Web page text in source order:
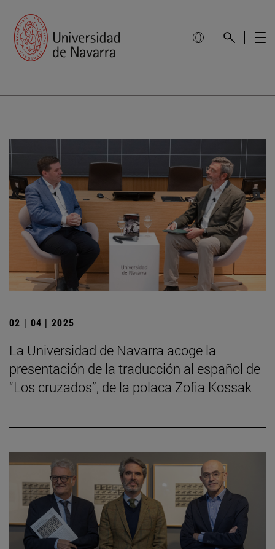
02 | 04 | 2025
La Universidad de Navarra acoge la
presentación de la traducción al español de
“Los cruzados”, de la polaca Zofia Kossak